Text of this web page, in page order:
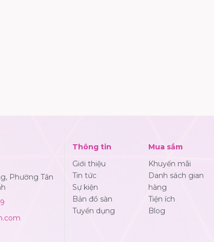
Phường Tân
Thông tin
Giới thiệu
Tin tức
Sự kiện
Bản đồ sàn
Tuyển dụng
Mua sắm
Khuyến mãi
Danh sách gian
hàng
Tiện ích
Blog